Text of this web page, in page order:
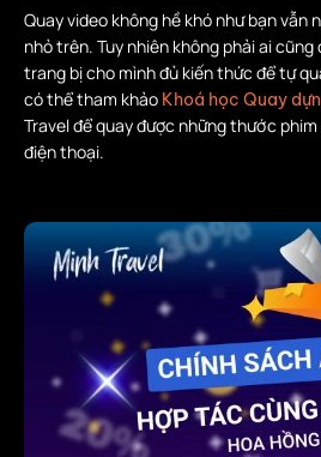
Quay video không hề khó như bạn vẫn
nhỏ trên. Tuy nhiên không phải ai
trang bị cho mình đủ kiến thức để tự
có thể tham khảo Khoá học Quay
Travel để quay được những thước
điện thoại.